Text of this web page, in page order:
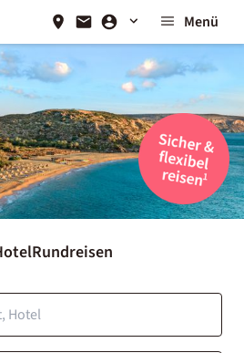
Menü
Rundreisen